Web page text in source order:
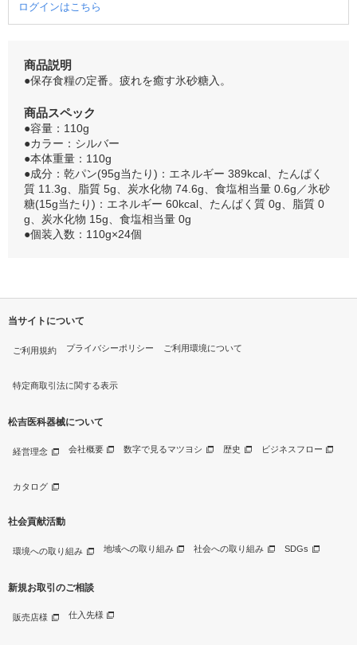
ログインはこちら
商品説明
●保存食糧の定番。疲れを癒す氷砂糖入。
商品スペック
●容量：110g
●カラー：シルバー
●本体重量：110g
●成分：乾パン(95g当たり)：エネルギー 389kcal、たんぱく
質 11.3g、脂質 5g、炭水化物 74.6g、食塩相当量 0.6g／氷砂
糖(15g当たり)：エネルギー 60kcal、たんぱく質 0g、脂質 0
g、炭水化物 15g、食塩相当量 0g
●個装入数：110g×24個
当サイトについて
ご利用規約 プライバシーポリシー ご利用環境について
特定商取引法に関する表示
松吉医科器械について
経営理念 会社概要 数字で見るマツヨシ 歴史 ビジネスフロー
カタログ
社会貢献活動
環境への取り組み 地域への取り組み 社会への取り組み SDGs
新規お取引のご相談
販売店様 仕入先様